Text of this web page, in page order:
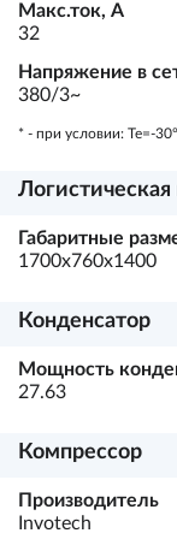
Макс.ток, А
32
Напряжение в
380/3~
* - при условии: Te=-
Габаритные
1700х760х1400
Конденсатор
Мощность
27.63
Компрессор
Производитель
Invotech